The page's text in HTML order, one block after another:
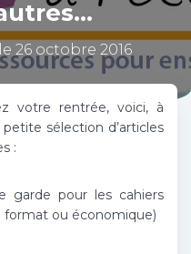
A
V
le 26 octobre 2016
votre rentrée, voici, à
sélection d’articles
:
garde pour les cahiers
format ou économique)